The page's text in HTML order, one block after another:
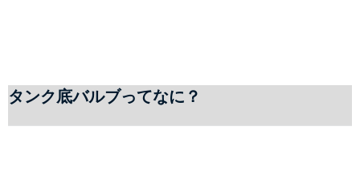
タンク底バルブってなに？